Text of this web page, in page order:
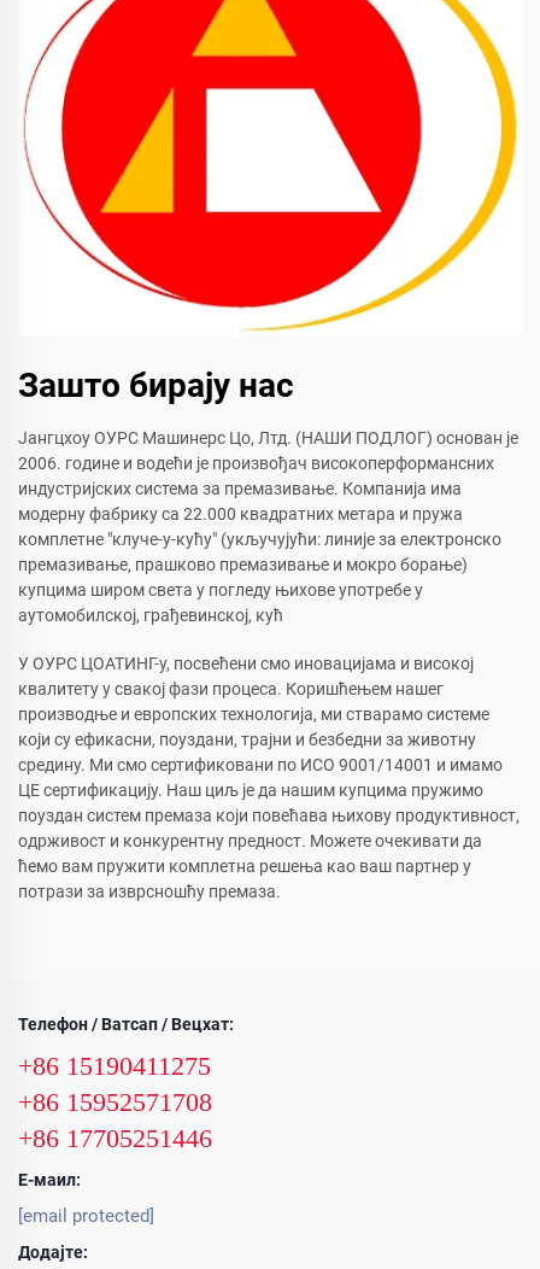
Зашто бирају нас
Јангцхоу ОУРС Машинерс Цо, Лтд. (НАШИ ПОДЛОГ) основан је
2006. године и водећи је произвођач високоперформансних
индустријских система за премазивање. Компанија има
модерну фабрику са 22.000 квадратних метара и пружа
комплетне "клуче-у-кућу" (укључујући: линије за електронско
премазивање, прашково премазивање и мокро борање)
купцима широм света у погледу њихове употребе у
аутомобилској, грађевинској, кућ
У ОУРС ЦОАТИНГ-у, посвећени смо иновацијама и високој
квалитету у свакој фази процеса. Коришћењем нашег
производње и европских технологија, ми стварамо системе
који су ефикасни, поуздани, трајни и безбедни за животну
средину. Ми смо сертификовани по ИСО 9001/14001 и имамо
ЦЕ сертификацију. Наш циљ је да нашим купцима пружимо
поуздан систем премаза који повећава њихову продуктивност,
одрживост и конкурентну предност. Можете очекивати да
ћемо вам пружити комплетна решења као ваш партнер у
потрази за изврсношћу премаза.
Телефон / Ватсап / Вецхат:
+86 15190411275
+86 15952571708
+86 17705251446
Е-маил:
[email protected]
Додајте: